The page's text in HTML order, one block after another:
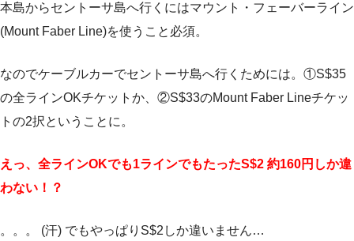
本島からセントーサ島へ行くにはマウント・フェーバーライン
(Mount Faber Line)を使うこと必須。
なのでケーブルカーでセントーサ島へ行くためには。①S$35
の全ラインOKチケットか、②S$33のMount Faber Lineチケッ
トの2択ということに。
えっ、全ラインOKでも1ラインでもたったS$2 約160円しか違
わない！？
。。。 (汗) でもやっぱりS$2しか違いません…